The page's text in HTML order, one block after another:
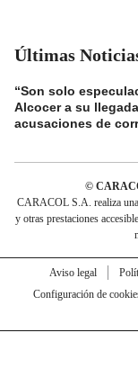
Últimas
“Son solo
Alcocer a su
acusaciones de
©
CARACOL S.A. realiza una
y otras prestaciones
Aviso legal
Configuración de